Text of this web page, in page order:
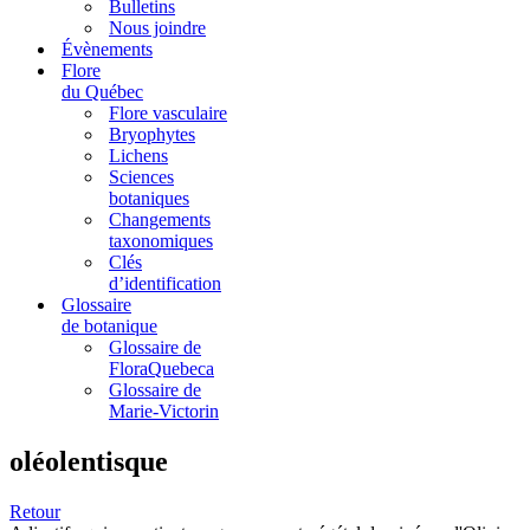
Bulletins
Nous joindre
Évènements
Flore
du Québec
Flore vasculaire
Bryophytes
Lichens
Sciences
botaniques
Changements
taxonomiques
Clés
d’identification
Glossaire
de botanique
Glossaire de
FloraQuebeca
Glossaire de
Marie-Victorin
oléolentisque
Retour